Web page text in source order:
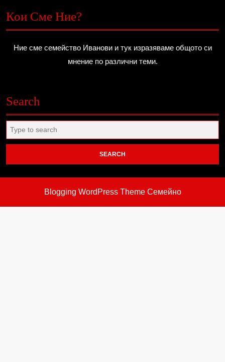
Кои Сме Ние?
Ние сме семейство Иванови и тук изразяваме общото си
мнение по различни теми.
Search
for:
Blogging WordPress ThemeСемейно